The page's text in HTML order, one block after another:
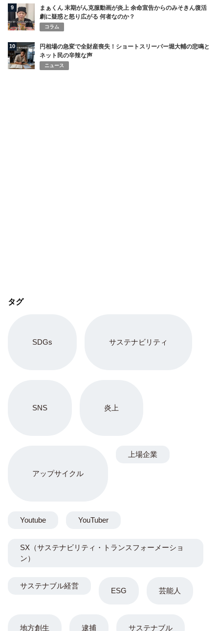
9
まぁくん 末期がん克服動画が炎上 余命宣告からのみそきん復活
劇に疑惑と怒り広がる 何者なのか？
コラム
10
円相場の急変で全財産喪失！ショートスリーパー堀大輔の悲鳴と
ネット民の辛辣な声
ニュース
タグ
SDGs サステナビリティ
SNS 炎上
アップサイクル
ESG 芸能人
地方創生 逮捕 サステナブル
上場企業
Youtube YouTuber
SX（サステナビリティ・トランスフォーメーショ
ン）
サステナブル経営